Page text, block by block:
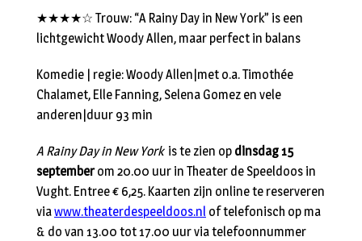
★★★★☆ Trouw: “A Rainy Day in New York” is een
lichtgewicht Woody Allen, maar perfect in balans
Komedie | regie: Woody Allen|met o.a. Timothée
Chalamet, Elle Fanning, Selena Gomez en vele
anderen|duur 93 min
A Rainy Day in New York is te zien op dinsdag 15
septemberom 20.00 uur in Theater de Speeldoos in
Vught. Entree € 6,25. Kaarten zijn online te reserveren
viawww.theaterdespeeldoos.nl of telefonisch op ma
& do van 13.00 tot 17.00 uur via telefoonnummer